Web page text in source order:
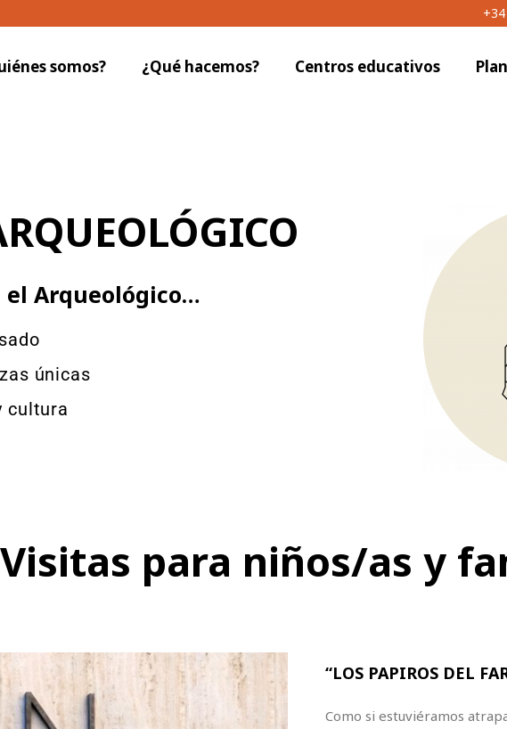
somos? ¿Qué hacemos? Centros educativos
el Arqueológico…
únicas
cultura
Visitas para niños/as y
“LOS PAPIROS DEL
Como si estuviéramos